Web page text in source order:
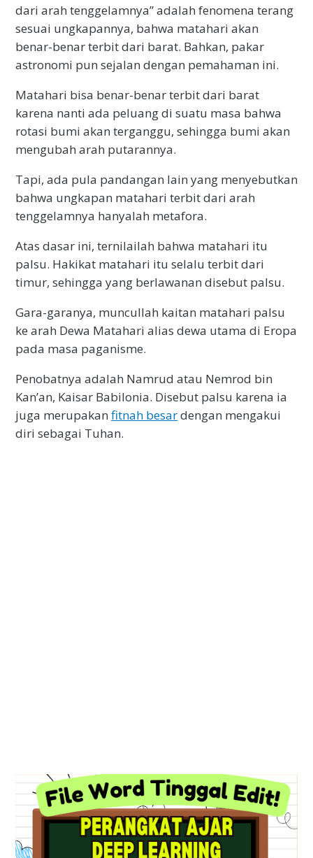
dari arah tenggelamnya” adalah fenomena terang
sesuai ungkapannya, bahwa matahari akan
benar-benar terbit dari barat. Bahkan, pakar
astronomi pun sejalan dengan pemahaman ini.
Matahari bisa benar-benar terbit dari barat
karena nanti ada peluang di suatu masa bahwa
rotasi bumi akan terganggu, sehingga bumi akan
mengubah arah putarannya.
Tapi, ada pula pandangan lain yang menyebutkan
bahwa ungkapan matahari terbit dari arah
tenggelamnya hanyalah metafora.
Atas dasar ini, ternilailah bahwa matahari itu
palsu. Hakikat matahari itu selalu terbit dari
timur, sehingga yang berlawanan disebut palsu.
Gara-garanya, muncullah kaitan matahari palsu
ke arah Dewa Matahari alias dewa utama di Eropa
pada masa paganisme.
Penobatnya adalah Namrud atau Nemrod bin
Kan’an, Kaisar Babilonia. Disebut palsu karena ia
juga merupakan fitnah besardengan mengakui
diri sebagai Tuhan.